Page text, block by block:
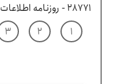
28771 - روزنامه اطلاعات - ۱۴۰۳-۰۷-۰۷
۱
۲ ۳